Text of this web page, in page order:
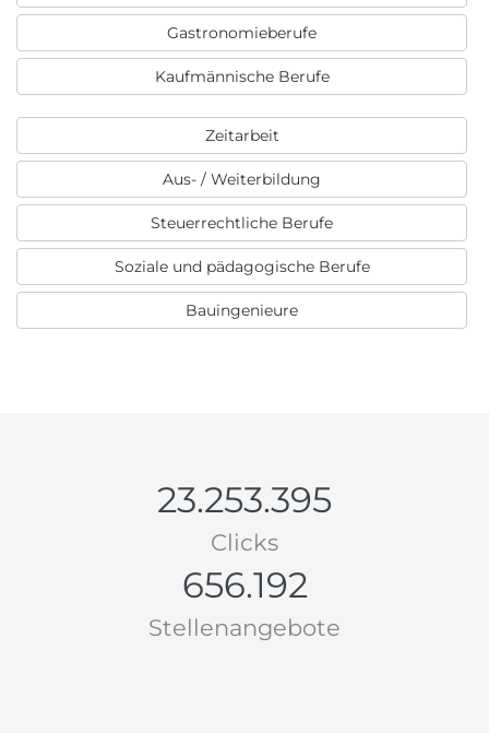
Gastronomieberufe
Kaufmännische Berufe
Zeitarbeit
Aus- / Weiterbildung
Steuerrechtliche Berufe
Soziale und pädagogische Berufe
Bauingenieure
23.253.395
Clicks
656.192
Stellenangebote